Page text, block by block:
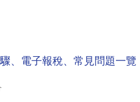
、電子報稅、常見問題一覽